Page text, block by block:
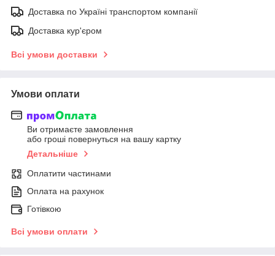
Доставка по Україні транспортом компанії
Доставка кур'єром
Всі умови доставки
Умови оплати
Ви отримаєте замовлення
або гроші повернуться на вашу картку
Детальніше
Оплатити частинами
Оплата на рахунок
Готівкою
Всі умови оплати